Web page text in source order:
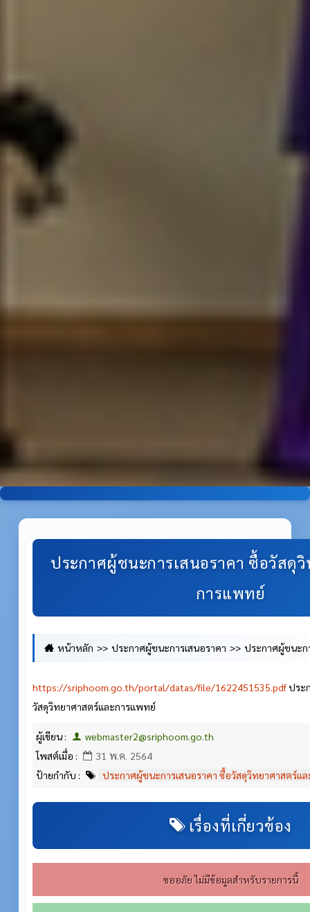
ประกาศผู้ชนะการเสนอราคา ซื้อวัสดุ
การแพทย์
หน้าหลัก ประกาศผู้ชนะการเสนอราคา
ประกาศผู้ชนะก
https://sriphoom.go.th/portal/datas/file/1622451535.pdfประ
วัสดุวิทยาศาสตร์และการแพทย์
ผู้เขียน :
webmaster2@sriphoom.go.th
โพสต์เมื่อ :
31 พ.ค. 2564
ป้ายกำกับ :
ประกาศผู้ชนะการเสนอราคา ซื้อวัสดุวิทยาศาสตร์แ
เรื่องที่เกี่ยวข้อง
ขออภัย ไม่มีข้อมูลสำหรับรายการนี้